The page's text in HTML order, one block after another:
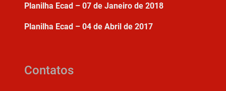
Planilha Ecad – 07 de Janeiro de 2018
Planilha Ecad – 04 de Abril de 2017
Contatos